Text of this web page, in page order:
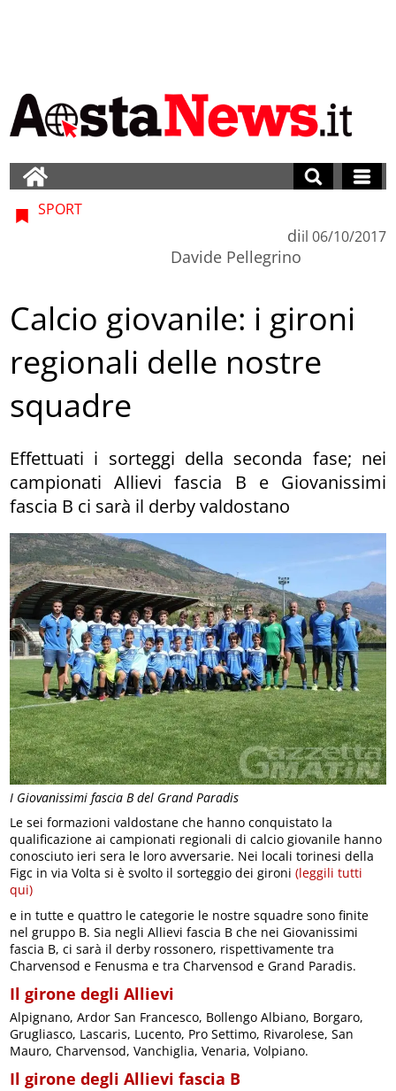
I Giovanissimi fascia B del Grand Paradis
SPORT
di
Davide Pellegrino
il 06/10/2017
Calcio giovanile: i gironi
regionali delle nostre
squadre
Effettuati i sorteggi della seconda fase; nei
campionati Allievi fascia B e Giovanissimi
fascia B ci sarà il derby valdostano
Le sei formazioni valdostane che hanno conquistato la
qualificazione ai campionati regionali di calcio giovanile hanno
conosciuto ieri sera le loro avversarie. Nei locali torinesi della
Figc in via Volta si è svolto il sorteggio dei gironi(leggili tutti
qui)
e in tutte e quattro le categorie le nostre squadre sono finite
nel gruppo B. Sia negli Allievi fascia B che nei Giovanissimi
fascia B, ci sarà il derby rossonero, rispettivamente tra
Charvensod e Fenusma e tra Charvensod e Grand Paradis.
Il girone degli Allievi
Alpignano, Ardor San Francesco, Bollengo Albiano, Borgaro,
Grugliasco, Lascaris, Lucento, Pro Settimo, Rivarolese, San
Mauro, Charvensod, Vanchiglia, Venaria, Volpiano.
Il girone degli Allievi fascia B